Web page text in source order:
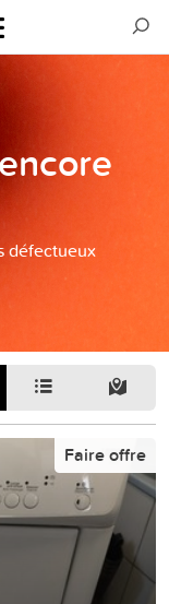
défectueux
Faire offre